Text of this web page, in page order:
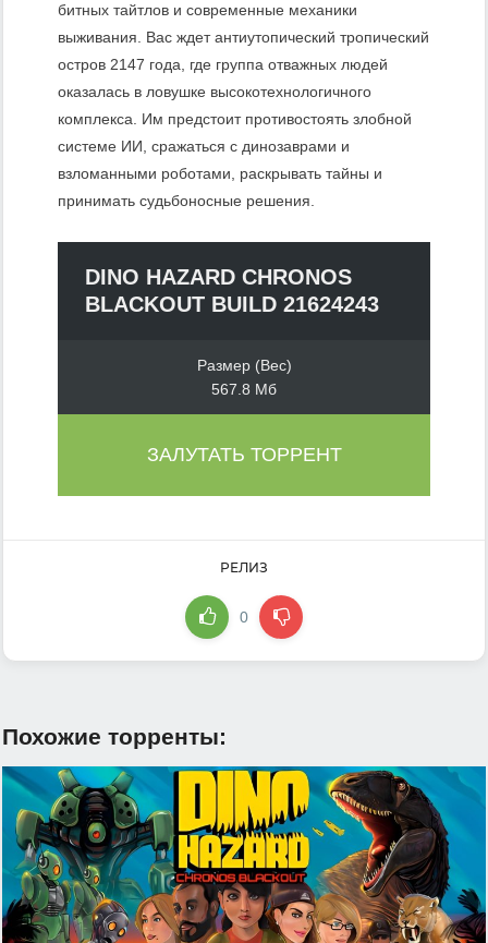
битных тайтлов и современные механики
выживания. Вас ждет антиутопический тропический
остров 2147 года, где группа отважных людей
оказалась в ловушке высокотехнологичного
комплекса. Им предстоит противостоять злобной
системе ИИ, сражаться с динозаврами и
взломанными роботами, раскрывать тайны и
принимать судьбоносные решения.
DINO HAZARD CHRONOS
BLACKOUT BUILD 21624243
Размер (Вес)
567.8 Мб
ЗАЛУТАТЬ ТОРРЕНТ
РЕЛИЗ
0
Похожие торренты: